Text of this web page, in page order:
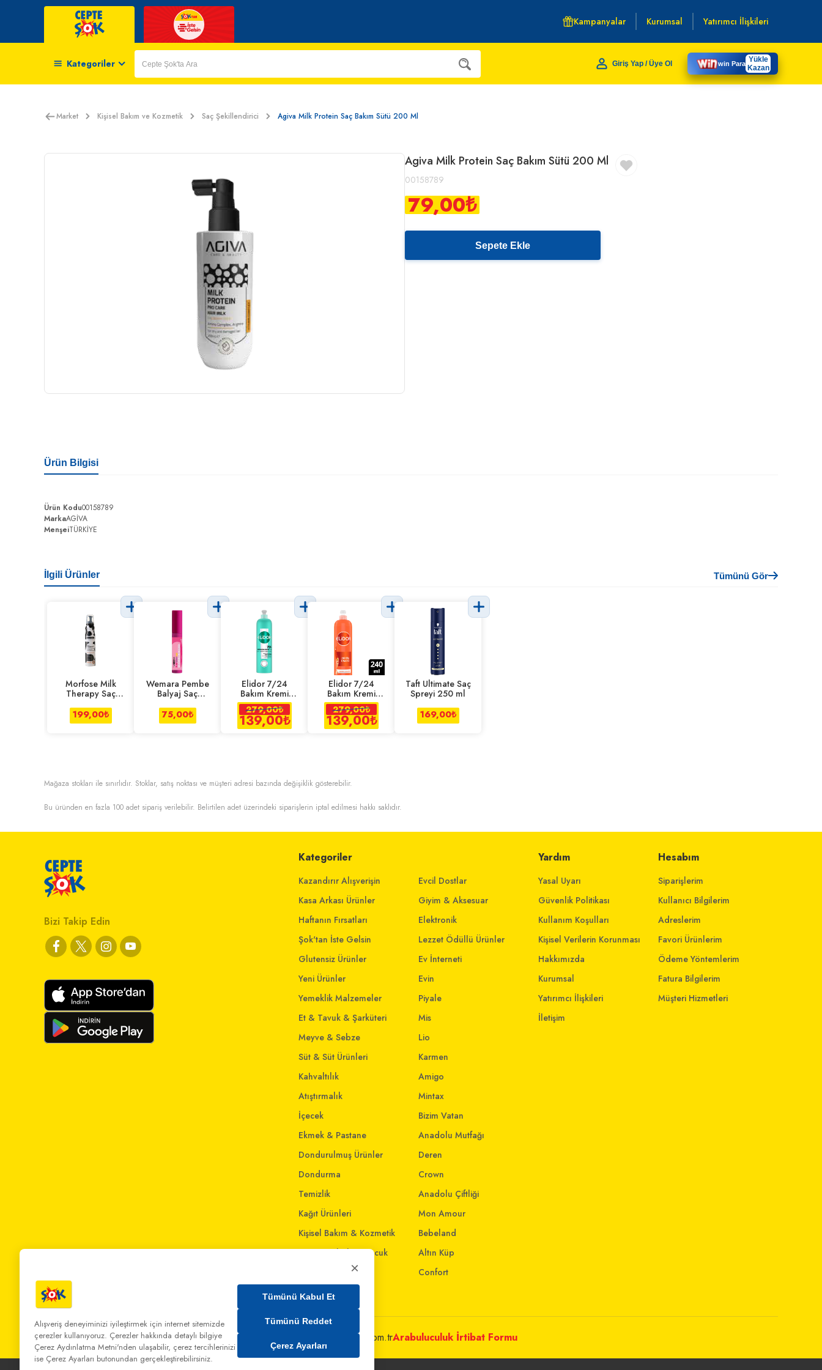
Kampanyalar Kurumsal Yatırımcı İlişkileri
Kategoriler Giriş Yap / Üye Ol win Para Yükle
Kazan
Market Kişisel Bakım ve Kozmetik Saç Şekillendirici Agiva Milk Protein Saç Bakım Sütü 200 Ml
Agiva Milk Protein Saç Bakım Sütü 200 Ml
00158789
79,00₺
Sepete Ekle
Ürün Bilgisi
Ürün Kodu00158789
MarkaAGİVA
MenşeiTÜRKİYE
İlgili Ürünler Tümünü Gör
Morfose Milk
Therapy Saç
199,00₺
Wemara Pembe
Balyaj Saç
75,00₺
Elidor 7/24
Bakım Kremi
Belirgin Bukleler
240 Ml
279,00₺
139,00₺
Elidor 7/24
Bakım Kremi
Anında Onarıcı
240 Ml
279,00₺
139,00₺
Taft Ultimate Saç
Spreyi 250 ml
169,00₺
Mağaza stokları ile sınırlıdır. Stoklar, satış noktası ve müşteri adresi bazında değişiklik gösterebilir.
Bu üründen en fazla 100 adet sipariş verilebilir. Belirtilen adet üzerindeki siparişlerin iptal edilmesi hakkı saklıdır.
Bizi Takip Edin
Kategoriler
Kazandırır Alışverişin
Kasa Arkası Ürünler
Haftanın Fırsatları
Şok'tan İste Gelsin
Glutensiz Ürünler
Yeni Ürünler
Yemeklik Malzemeler
Et & Tavuk & Şarküteri
Meyve & Sebze
Süt & Süt Ürünleri
Kahvaltılık
Atıştırmalık
İçecek
Ekmek & Pastane
Dondurulmuş Ürünler
Dondurma
Temizlik
Kağıt Ürünleri
Kişisel Bakım & Kozmetik
Anne - Bebek & Çocuk
Ev & Yaşam
Evcil Dostlar
Giyim & Aksesuar
Elektronik
Lezzet Ödüllü Ürünler
Ev İnterneti
Evin
Piyale
Mis
Lio
Karmen
Amigo
Mintax
Bizim Vatan
Anadolu Mutfağı
Deren
Crown
Anadolu Çiftliği
Mon Amour
Bebeland
Altın Küp
Confort
Yardım
Yasal Uyarı
Güvenlik Politikası
Kullanım Koşulları
Kişisel Verilerin Korunması
Hakkımızda
Kurumsal
Yatırımcı İlişkileri
İletişim
Hesabım
Siparişlerim
Kullanıcı Bilgilerim
Adreslerim
Favori Ürünlerim
Ödeme Yöntemlerim
Fatura Bilgilerim
Müşteri Hizmetleri
Bizi Arayın:0 850 808 00 00Bize Yazın: musterihizmetleri@mim.sokmarket.com.trArabuluculuk İrtibat Formu
×
Alışveriş deneyiminizi iyileştirmek için internet sitemizde
çerezler kullanıyoruz. Çerezler hakkında detaylı bilgiye
Çerez Aydınlatma Metni'nden ulaşabilir, çerez tercihlerinizi
ise Çerez Ayarları butonundan gerçekleştirebilirsiniz.
Tümünü Kabul Et
Tümünü Reddet
Çerez Ayarları